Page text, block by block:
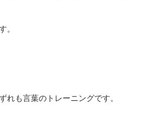
。
れも言葉のトレーニングです。